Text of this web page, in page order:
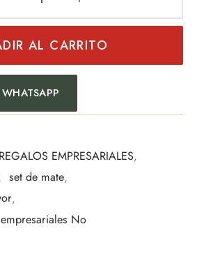
para quienes valoran los detalles y la
AL CARRITO
REGALOS EMPRESARIALES,
, set de mate,
,
No